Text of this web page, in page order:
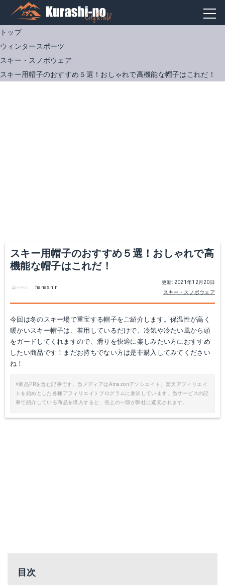
トップ
ウィンタースポーツ
スキー・スノボウェア
スキー用帽子のおすすめ５選！おしゃれで高機能な帽子はこれだ！
スキー用帽子のおすすめ５選！おしゃれで高
機能な帽子はこれだ！
更新: 2021年12月20日
スキー・スノボウェア
hanashin
今回は冬のスキー場で重宝する帽子をご紹介します。保温性が高く
暖かいスキー帽子は、着用しているだけで、冷気や冷たい風から頭
をガードしてくれますので、滑りを快適に楽しみたい方におすすめ
したい商品です！まだお持ちでない方は是非購入してみてください
ね！
※商品PRを含む記事です。当メディアはAmazonアソシエイト、楽天アフィリエイ
トを始めとした各種アフィリエイトプログラムに参加しています。当サービスの記
事で紹介している商品を購入すると、売上の一部が弊社に還元されます。
目次
Carhartt Acrylic Watch Hat
Amazonで詳細を見る
楽天で詳細を見る
Amazonで詳細を見る
楽天で詳細を見る
Amazonで詳細を見る